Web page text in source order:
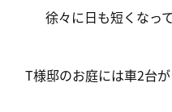
徐々に日も短くなっ
T様邸のお庭には車2台